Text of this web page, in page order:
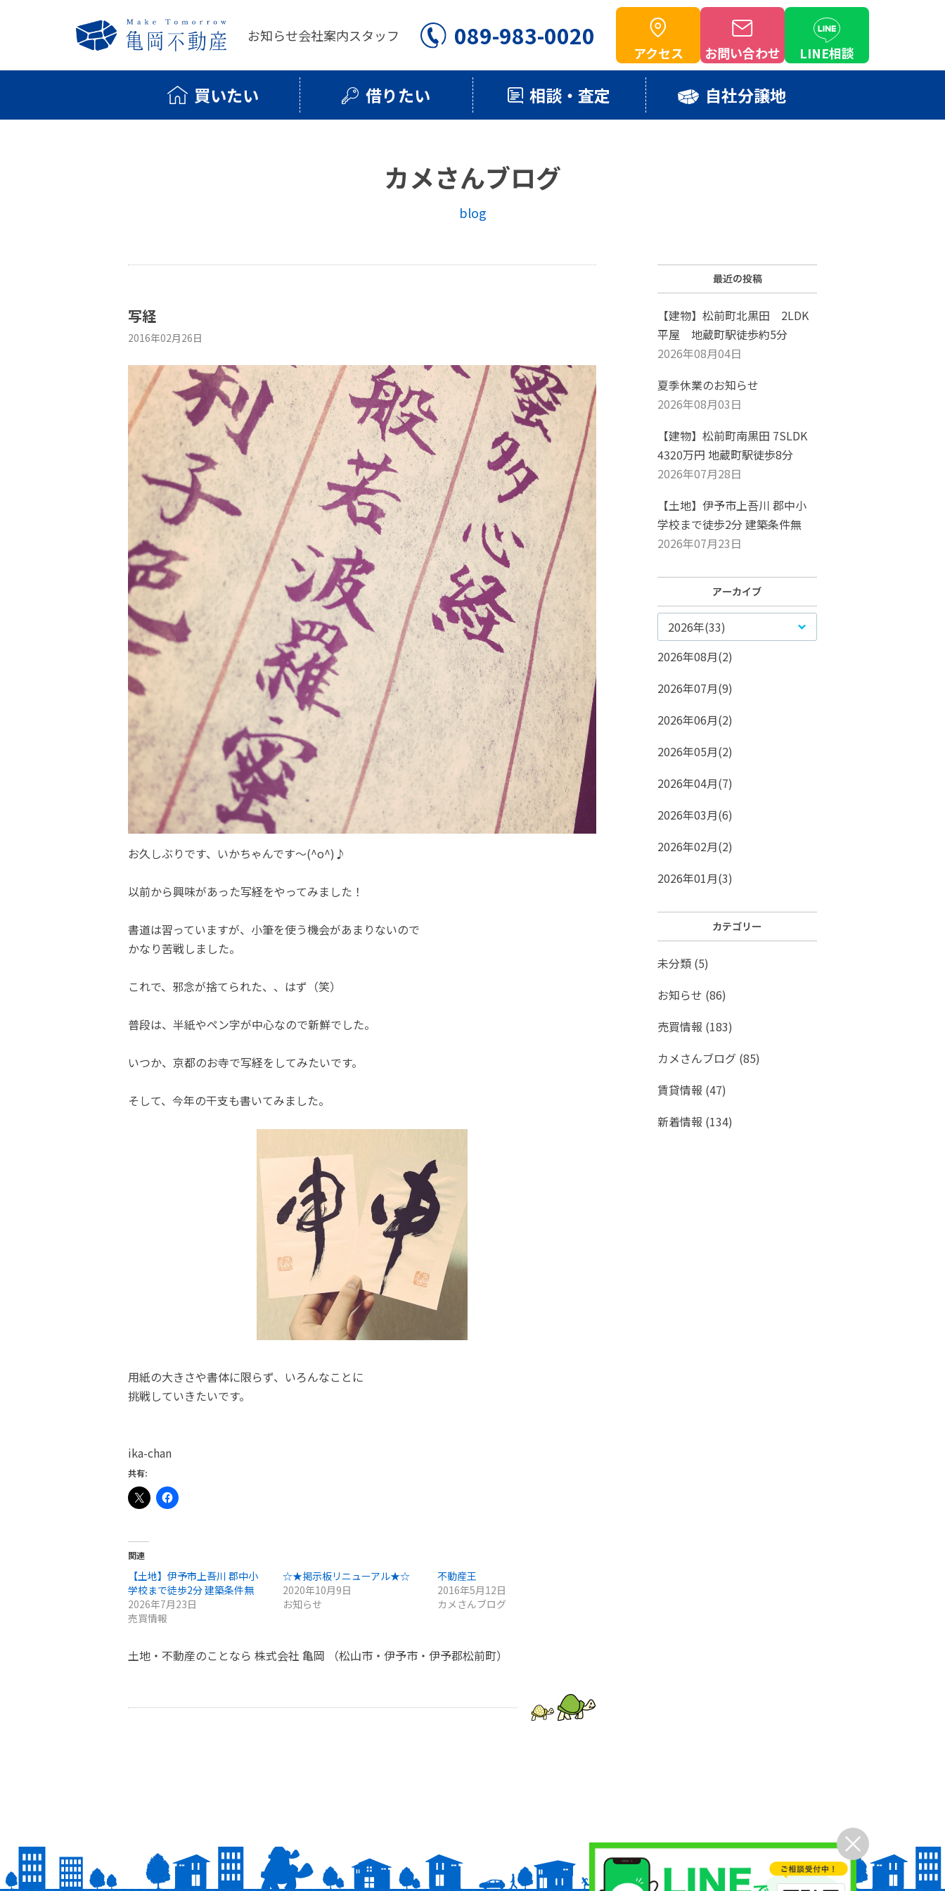
お知らせ会社案内スタッフ 089-983-0020
アクセス お問い合わせ LINE相談
買いたい 借りたい 相談・査定 自社分譲地
カメさんブログ
blog
写経
2016年02月26日
お久しぶりです、いかちゃんです～(^o^)♪
以前から興味があった写経をやってみました！
書道は習っていますが、小筆を使う機会があまりないので
かなり苦戦しました。
これで、邪念が捨てられた、、はず（笑）
普段は、半紙やペン字が中心なので新鮮でした。
いつか、京都のお寺で写経をしてみたいです。
そして、今年の干支も書いてみました。
用紙の大きさや書体に限らず、いろんなことに
挑戦していきたいです。
ika-chan
共有:
関連
【土地】伊予市上吾川 郡中小
学校まで徒歩2分 建築条件無
2026年7月23日
売買情報
☆★掲示板リニューアル★☆
2020年10月9日
お知らせ
不動産王
2016年5月12日
カメさんブログ
土地・不動産のことなら 株式会社 亀岡 （松山市・伊予市・伊予郡松前町）
【建物】松前町北黒田 2LDK
平屋 地蔵町駅徒歩約5分
2026年08月04日
夏季休業のお知らせ
2026年08月03日
【建物】松前町南黒田 7SLDK
4320万円 地蔵町駅徒歩8分
2026年07月28日
【土地】伊予市上吾川 郡中小
学校まで徒歩2分 建築条件無
2026年07月23日
2026年(33)
2026年08月(2)
2026年07月(9)
2026年06月(2)
2026年05月(2)
2026年04月(7)
2026年03月(6)
2026年02月(2)
2026年01月(3)
未分類 (5)
お知らせ (86)
売買情報 (183)
カメさんブログ (85)
賃貸情報 (47)
新着情報 (134)